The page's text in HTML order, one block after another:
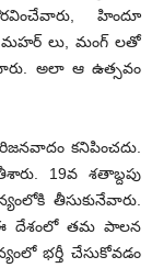
హిందూ
మహర్ లు, మంగ్ లతో
అలా ఆ ఉత్సవం
కనిపించదు.
19వ శతాబ్దపు
తీసుకునేవారు.
దేశంలో తమ పాలన
భర్తీ చేసుకోవడం